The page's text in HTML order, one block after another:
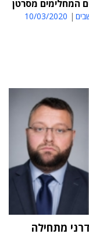
המחלימים מסרטן
10/03/2020
מתחילה